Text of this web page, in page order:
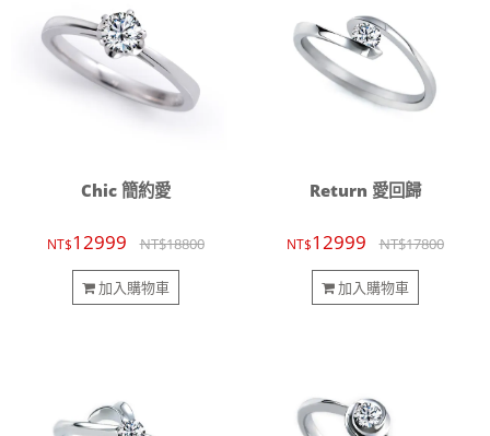
Chic 簡約愛
NT$12999 NT$18800
加入購物車
Return 愛回歸
NT$12999 NT$17800
加入購物車